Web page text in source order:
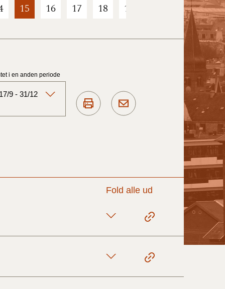
15 16 17 18 19 21 22
i en anden periode
9 - 31/12
Fold alle ud